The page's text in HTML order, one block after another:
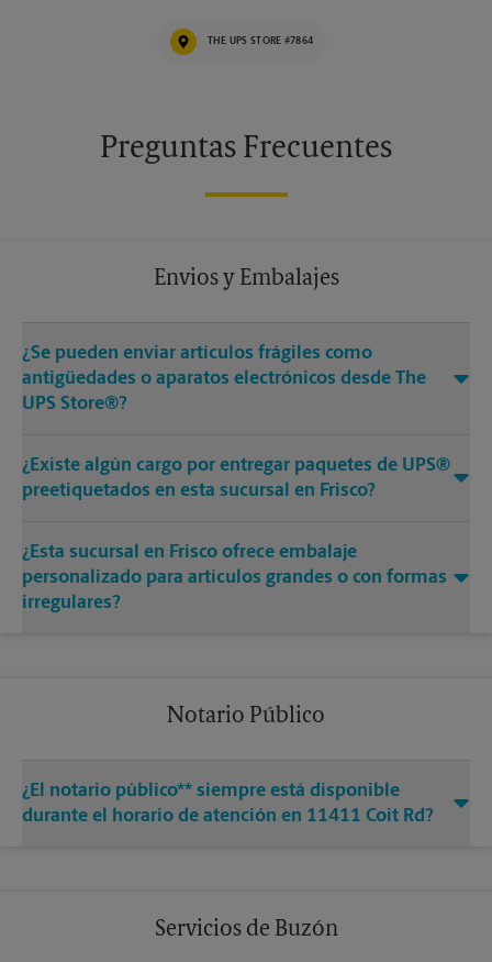
THE UPS STORE #7864
Preguntas Frecuentes
Envios y Embalajes
¿Se pueden enviar artículos frágiles como
antigüedades o aparatos electrónicos desde The
UPS Store®?
¿Existe algún cargo por entregar paquetes de UPS®
preetiquetados en esta sucursal en Frisco?
¿Esta sucursal en Frisco ofrece embalaje
personalizado para artículos grandes o con formas
irregulares?
Notario Público
¿El notario público** siempre está disponible
durante el horario de atención en 11411 Coit Rd?
Servicios de Buzón